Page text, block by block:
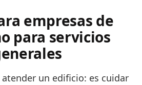
empresas de
para servicios
un edificio: es cuidar